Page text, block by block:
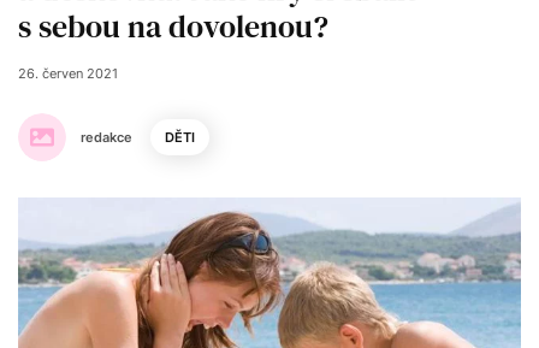
s sebou na dovolenou?
redakce
26. červen 2021
DĚTI